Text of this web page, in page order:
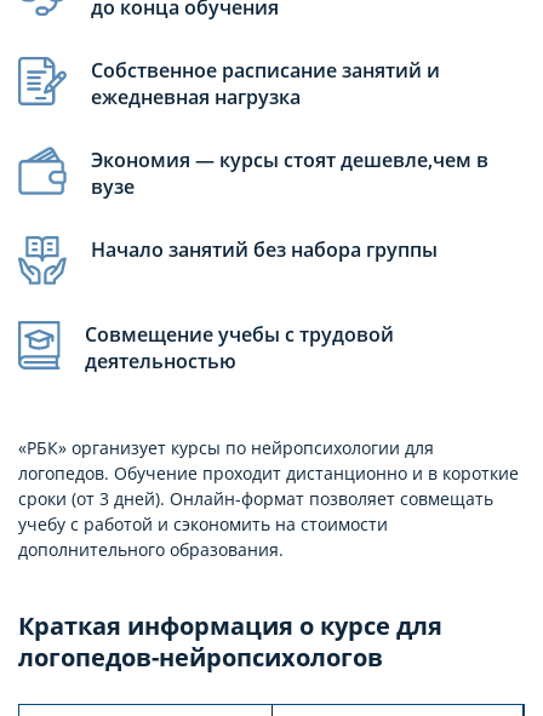
до конца обучения
Собственное расписание занятий и
ежедневная нагрузка
Экономия — курсы стоят дешевле,чем в
вузе
Начало занятий без набора группы
Совмещение учебы с трудовой
деятельностью
«РБК» организует курсы по нейропсихологии для
логопедов. Обучение проходит дистанционно и в короткие
сроки (от 3 дней). Онлайн-формат позволяет совмещать
учебу с работой и сэкономить на стоимости
дополнительного образования.
Краткая информация о курсе для
логопедов-нейропсихологов